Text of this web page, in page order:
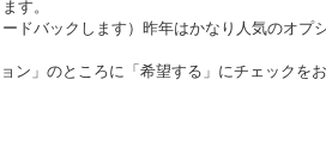
す。
ドバックします）昨年はかなり人気のオプ
ン」のところに「希望する」にチェックを